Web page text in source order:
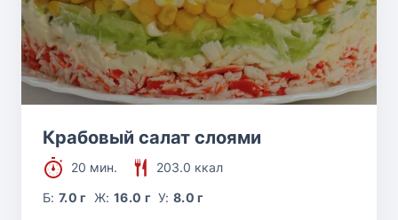
Крабовый салат слоями
20 мин.
203.0 ккал
Б:7.0 г Ж: 16.0 г У:8.0 г